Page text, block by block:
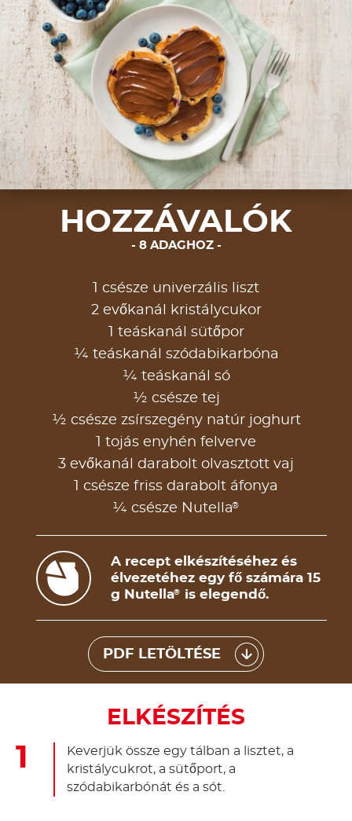
HOZZÁVALÓK
8 ADAGHOZ
1 csésze univerzális liszt
2 evőkanál kristálycukor
1 teáskanál sütőpor
¼ teáskanál szódabikarbóna
¼ teáskanál só
½ csésze tej
½ csésze zsírszegény natúr joghurt
1 tojás enyhén felverve
3 evőkanál darabolt olvasztott vaj
1 csésze friss darabolt áfonya
¼ csésze Nutella®
A recept elkészítéséhez és
élvezetéhez egy fő számára 15
g Nutella® is elegendő.
PDF LETÖLTÉSE
ELKÉSZÍTÉS
Keverjük össze egy tálban a lisztet, a
kristálycukrot, a sütőport, a
szódabikarbónát és a sót.